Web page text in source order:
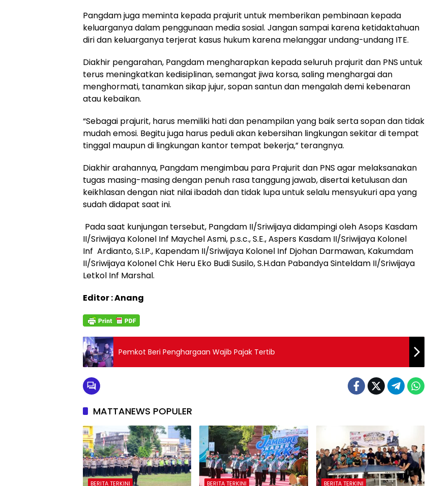
Pangdam juga meminta kepada prajurit untuk memberikan pembinaan kepada
keluarganya dalam penggunaan media sosial. Jangan sampai karena ketidaktahuan
diri dan keluarganya terjerat kasus hukum karena melanggar undang-undang ITE.
Diakhir pengarahan, Pangdam mengharapkan kepada seluruh prajurit dan PNS untuk
terus meningkatkan kedisiplinan, semangat jiwa korsa, saling menghargai dan
menghormati, tanamkan sikap jujur, sopan santun dan mengalah demi kebenaran
atau kebaikan.
“Sebagai prajurit, harus memiliki hati dan penampilan yang baik serta sopan dan tidak
mudah emosi. Begitu juga harus peduli akan kebersihan lingkungan sekitar di tempat
tinggal maupun di lingkungan kantor tempat bekerja,” terangnya.
Diakhir arahannya, Pangdam mengimbau para Prajurit dan PNS agar melaksanakan
tugas masing-masing dengan penuh rasa tanggung jawab, disertai ketulusan dan
keikhlasan dengan niat nilai ibadah dan tidak lupa untuk selalu mensyukuri apa yang
sudah didapat saat ini.
Pada saat kunjungan tersebut, Pangdam II/Sriwijaya didampingi oleh Asops Kasdam
II/Sriwijaya Kolonel Inf Maychel Asmi, p.s.c., S.E., Aspers Kasdam II/Sriwijaya Kolonel
Inf Ardianto, S.I.P., Kapendam II/Sriwijaya Kolonel Inf Djohan Darmawan, Kakumdam
II/Sriwijaya Kolonel Chk Heru Eko Budi Susilo, S.H.dan Pabandya Sinteldam II/Sriwijaya
Letkol Inf Marshal.
Editor : Anang
Pemkot Beri Penghargaan Wajib Pajak Tertib
MATTANEWS POPULER
BERITA TERKINI BERITA TERKINI BERITA TERKINI